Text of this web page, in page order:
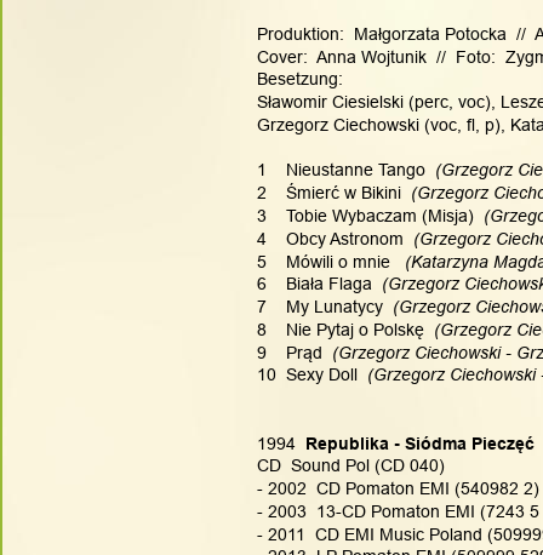
Produktion:  Małgorzata Potocka  //
Cover:  Anna Wojtunik  //  Foto:
Besetzung:
Sławomir Ciesielski (perc, voc),
Grzegorz Ciechowski (voc, fl, p),
1    Nieustanne Tango
(Grzegorz
2    Śmierć w Bikini
(Grzegorz
3    Tobie Wybaczam (Misja)
4    Obcy Astronom
(Grzegorz
5    Mówili o mnie
(Katarzyna
6    Biała Flaga
(Grzegorz
7    My Lunatycy
(Grzegorz
8    Nie Pytaj o Polskę
(Grzegorz
9    Prąd
(Grzegorz Ciechowski -
10  Sexy Doll
(Grzegorz Ciechowski
1994
  Republika - Siódma Pieczęć
CD  Sound Pol (CD 040)
- 2002  CD Pomaton EMI (540982 2)
- 2003  13-CD Pomaton EMI (7243
- 2011  CD EMI Music Poland